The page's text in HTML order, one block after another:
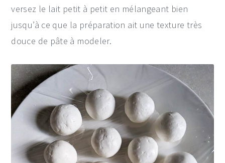
versez le lait petit à petit en mélangeant bien
jusqu’à ce que la préparation ait une texture très
douce de pâte à modeler.